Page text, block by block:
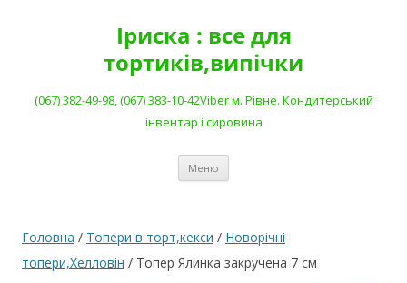
Іриска : все для
тортиків,випічки
(067) 382-49-98, (067) 383-10-42Viber м. Рівне. Кондитерський
інвентар і сировина
Меню
Головна / Топери в торт,кекси / Новорічні
топери,Хелловін / Топер Ялинка закручена 7 см